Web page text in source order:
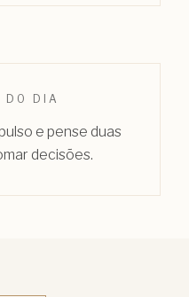
DO DIA
e pense duas
decisões.